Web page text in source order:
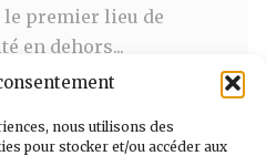
nous utilisons des
pour stocker et/ou accéder aux
le premier lieu de
en dehors...